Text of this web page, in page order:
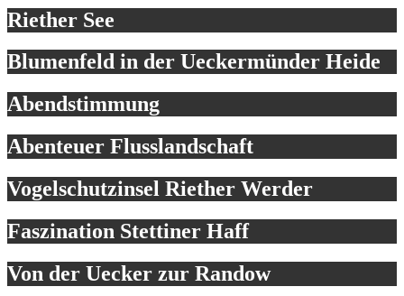
Riether See
Blumenfeld in der Ueckermünder Heide
Abendstimmung
Abenteuer Flusslandschaft
Vogelschutzinsel Riether Werder
Faszination Stettiner Haff
Von der Uecker zur Randow